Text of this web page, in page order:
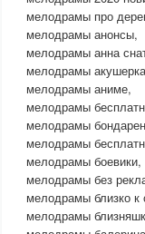
мелодрамы про
мелодрамы анонсы,
мелодрамы анна
мелодрамы
мелодрамы аниме,
мелодрамы
мелодрамы
мелодрамы
мелодрамы боевики,
мелодрамы без
мелодрамы близко к
мелодрамы